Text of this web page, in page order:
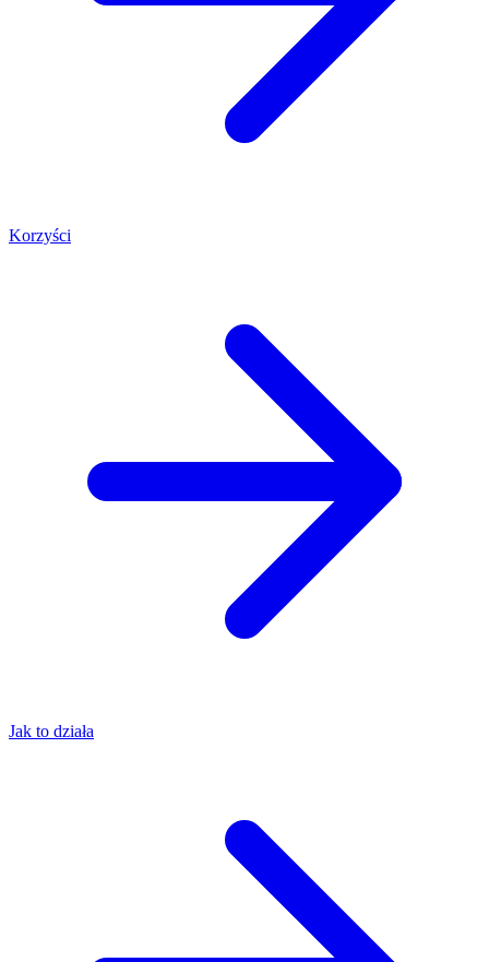
Korzyści
Jak to działa